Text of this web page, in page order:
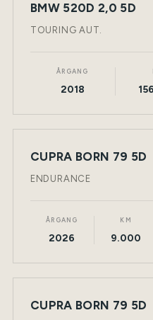
NY BIL
BMW 520D 2,0 5D
TOURING AUT.
ÅRGANG
2018
LEASING NY BIL
CUPRA BORN 79 5D
ENDURANCE
ÅRGANG
2026
KM
9.000
NY BIL
CUPRA BORN 79 5D